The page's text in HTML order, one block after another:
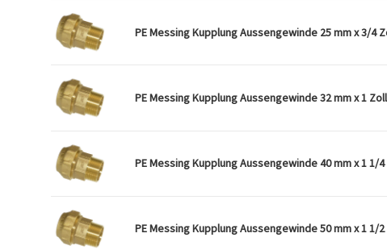
PE Messing Kupplung Aussengewinde 25 mm x 3/4
PE Messing Kupplung Aussengewinde 32 mm x 1 Zoll
PE Messing Kupplung Aussengewinde 40 mm x 1 1/
PE Messing Kupplung Aussengewinde 50 mm x 1 1/